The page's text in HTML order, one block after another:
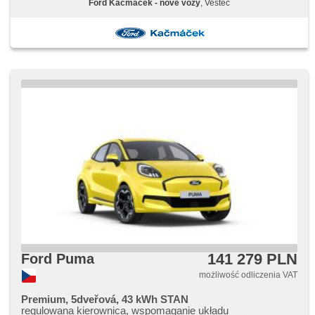
(ESP), przeciwpoślizgowy system kół (ASR), asistent
asystent pasa ruchu, nouzové brzdění (PEBS), radio
fabryczne, USB, bluetooth, digitální příjem rádia (DAB),
Android Auto, Apple CarPlay, hands free, fotele regulowane,
aluminiowe, czujnik ciśnienia opon, podgrzewana przednia
Ford Kačmáček - nové vozy , Vestec
Ford Puma 141 279 PLN
możliwość odliczenia VAT
Premium, 5dveřová, 43 kWh STAN
regulowana kierownica, wspomaganie układu